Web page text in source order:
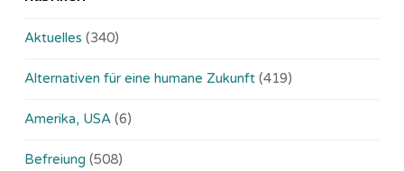
Aktuelles (340)
Alternativen für eine humane Zukunft (419)
Amerika, USA (6)
Befreiung (508)